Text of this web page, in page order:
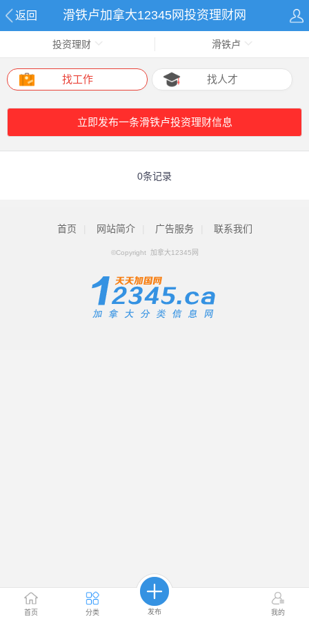
返回 滑铁卢加拿大12345网投资理财网
首页 分类 发布 我的
投资理财 滑铁卢
找工作 找人才
立即发布一条滑铁卢投资理财信息
0条记录
首页 网站简介 广告服务 联系我们
©Copyright 加拿大12345网